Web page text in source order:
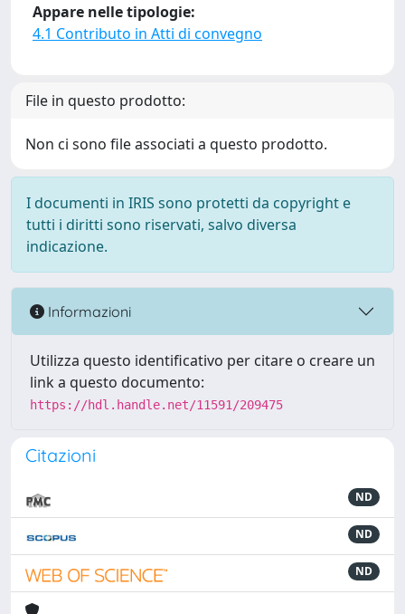
Appare nelle tipologie:
4.1 Contributo in Atti di convegno
File in questo prodotto:
Non ci sono file associati a questo prodotto.
I documenti in IRIS sono protetti da copyright e
tutti i diritti sono riservati, salvo diversa
indicazione.
Informazioni
Utilizza questo identificativo per citare o creare un
link a questo documento:
https://hdl.handle.net/11591/209475
Citazioni
ND
ND
ND